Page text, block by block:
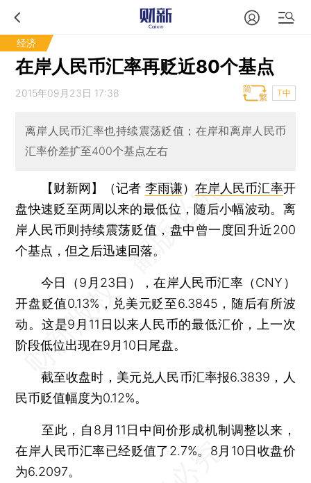
经济
在岸人民币汇率再贬近80个基点
2015年09月23日 17:38 T中
离岸人民币汇率也持续震荡贬值；在岸和离岸人民币
汇率价差扩至400个基点左右
【财新网】（记者 李雨谦） 在岸人民币汇率开
盘快速贬至两周以来的最低位，随后小幅波动。离
岸人民币则持续震荡贬值，盘中曾一度回升近200
个基点，但之后迅速回落。
今日（9月23日），在岸人民币汇率（CNY）
开盘贬值0.13%，兑美元贬至6.3845，随后有所波
动。这是9月11日以来人民币的最低汇价，上一次
阶段低位出现在9月10日尾盘。
截至收盘时，美元兑人民币汇率报6.3839，人
民币贬值幅度为0.12%。
至此，自8月11日中间价形成机制调整以来，
在岸人民币汇率已经贬值了2.7%。8月10日收盘价
为6.2097。